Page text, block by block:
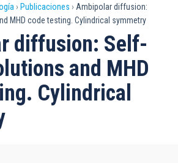
Publicaciones
Ambipolar diffusion:
MHD code testing. Cylindrical symmetry
diffusion: Self-
and MHD
Cylindrical